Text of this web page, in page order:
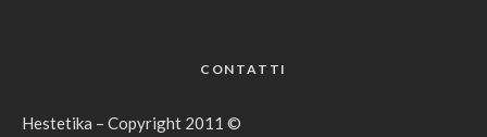
CONTATTI
Hestetika – Copyright 2011 ©